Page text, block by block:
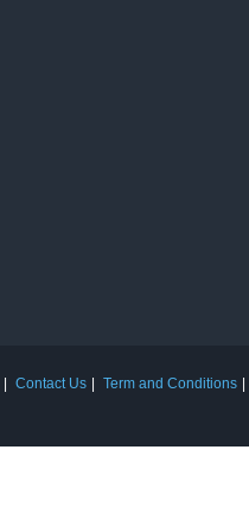
Contact Us Term and Conditions